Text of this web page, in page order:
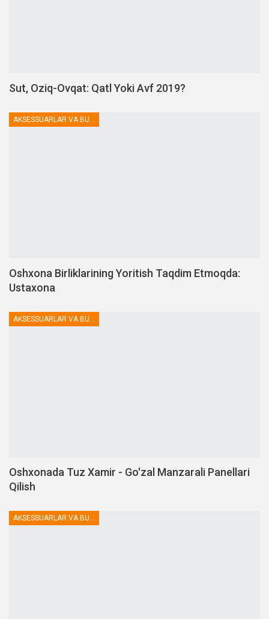
Sut, Oziq-Ovqat: Qatl Yoki Avf 2019?
AKSESSUARLAR VA BUTLOVCHILAR
Oshxona Birliklarining Yoritish Taqdim Etmoqda:
Ustaxona
Oshxonada Tuz Xamir - Go'zal Manzarali Panellari
Qilish
AKSESSUARLAR VA BUTLOVCHILAR